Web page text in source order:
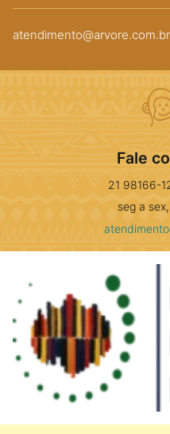
atendimento@arvore.com.br
Fale
21 98166-
seg a